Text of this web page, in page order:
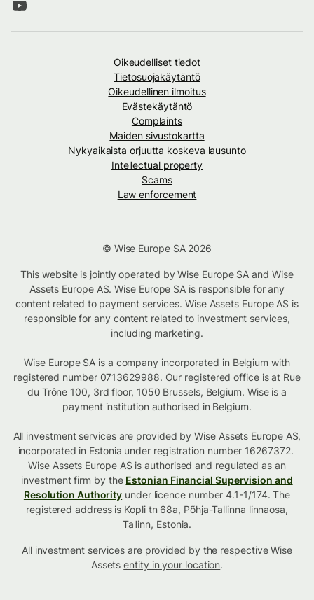
Oikeudelliset tiedot
Tietosuojakäytäntö
Oikeudellinen ilmoitus
Evästekäytäntö
Complaints
Maiden sivustokartta
Nykyaikaista orjuutta koskeva lausunto
Intellectual property
Scams
Law enforcement
© Wise Europe SA 2026
This website is jointly operated by Wise Europe SA and Wise
Assets Europe AS. Wise Europe SA is responsible for any
content related to payment services. Wise Assets Europe AS is
responsible for any content related to investment services,
including marketing.
Wise Europe SA is a company incorporated in Belgium with
registered number 0713629988. Our registered office is at Rue
du Trône 100, 3rd floor, 1050 Brussels, Belgium. Wise is a
payment institution authorised in Belgium.
All investment services are provided by Wise Assets Europe AS,
incorporated in Estonia under registration number 16267372.
Wise Assets Europe AS is authorised and regulated as an
investment firm by the Estonian Financial Supervision and
Resolution Authority under licence number 4.1-1/174. The
registered address is Kopli tn 68a, Põhja-Tallinna linnaosa,
Tallinn, Estonia.
All investment services are provided by the respective Wise
Assetsentity in your location.